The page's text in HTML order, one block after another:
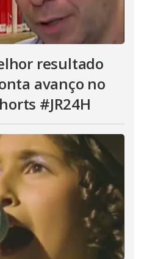
resultado
avanço no
#JR24H